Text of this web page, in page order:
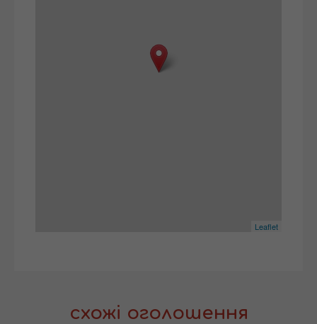
Leaflet
схожі оголошення